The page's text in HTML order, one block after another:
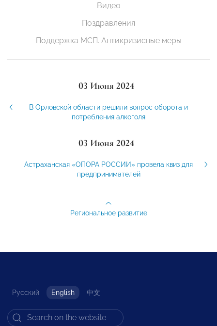
Видео
Поздравления
Поддержка МСП. Антикризисные меры
03 Июня 2024
В Орловской области решили вопрос оборота и
потребления алкоголя
03 Июня 2024
Астраханская «ОПОРА РОССИИ» провела квиз для
предпринимателей
Региональное развитие
Русский English 中文